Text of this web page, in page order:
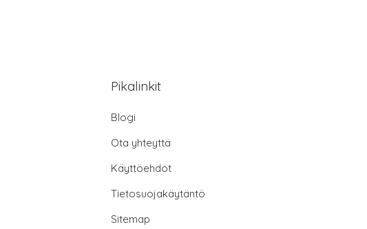
Pikalinkit
Blogi
Ota yhteyttä
Käyttöehdot
Tietosuojakäytäntö
Sitemap